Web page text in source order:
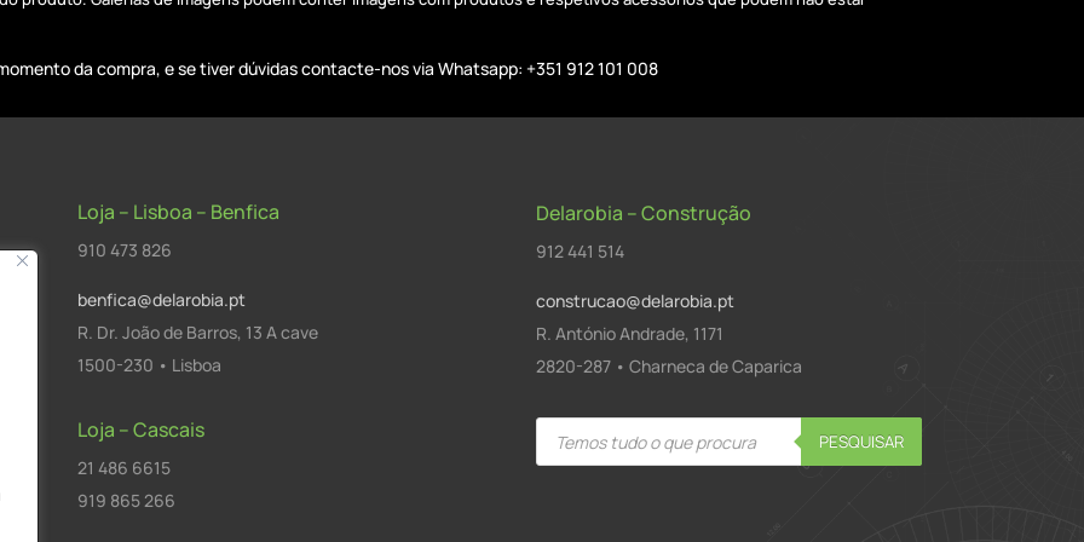
da compra, e se tiver dúvidas contacte-nos via Whatsapp: +351 912 101 008
Loja – Lisboa – Benfica
910 473 826
benfica@delarobia.pt
R. Dr. João de Barros, 13 A cave
1500-230 • Lisboa
Loja – Cascais
21 486 6615
919 865 266
Delarobia – Construção
912 441 514
construcao@delarobia.pt
R. António Andrade, 1171
2820-287 • Charneca de Caparica
Products
search PESQUISAR